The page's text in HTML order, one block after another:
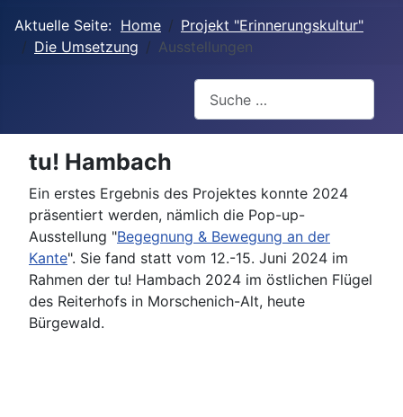
Aktuelle Seite: Home
Projekt "Erinnerungskultur"
Die Umsetzung
Ausstellungen
tu! Hambach
Ein erstes Ergebnis des Projektes konnte 2024
präsentiert werden, nämlich die Pop-up-
Ausstellung "Begegnung & Bewegung an der
Kante". Sie fand statt vom 12.-15. Juni 2024 im
Rahmen der tu! Hambach 2024 im östlichen Flügel
des Reiterhofs in Morschenich-Alt, heute
Bürgewald.